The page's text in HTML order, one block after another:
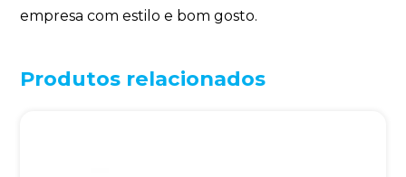
empresa com estilo e bom gosto.
Produtos relacionados